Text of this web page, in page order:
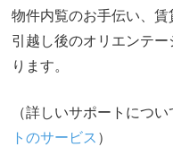
物件内覧のお手伝い、賃
引越し後のオリエンテ
ります。
（詳しいサポートにつ
トのサービス ）